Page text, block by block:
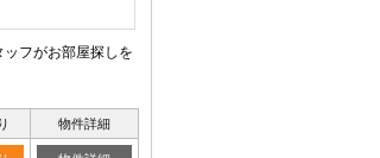
フがお部屋探しを
物件詳細